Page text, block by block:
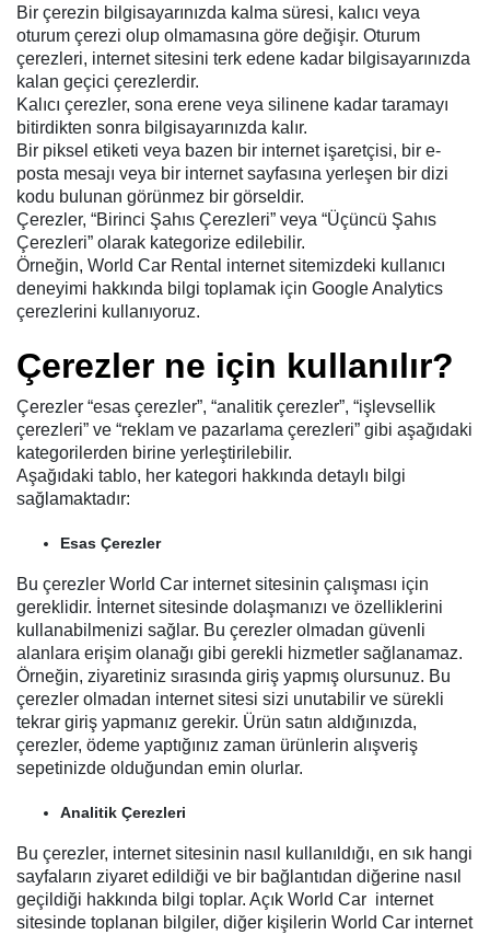
Bir çerezin bilgisayarınızda kalma süresi, kalıcı veya
oturum çerezi olup olmamasına göre değişir. Oturum
çerezleri, internet sitesini terk edene kadar bilgisayarınızda
kalan geçici çerezlerdir.
Kalıcı çerezler, sona erene veya silinene kadar taramayı
bitirdikten sonra bilgisayarınızda kalır.
Bir piksel etiketi veya bazen bir internet işaretçisi, bir e-
posta mesajı veya bir internet sayfasına yerleşen bir dizi
kodu bulunan görünmez bir görseldir.
Çerezler, “Birinci Şahıs Çerezleri” veya “Üçüncü Şahıs
Çerezleri” olarak kategorize edilebilir.
Örneğin, World Car Rental internet sitemizdeki kullanıcı
deneyimi hakkında bilgi toplamak için Google Analytics
çerezlerini kullanıyoruz.
Çerezler ne için kullanılır?
Çerezler “esas çerezler”, “analitik çerezler”, “işlevsellik
çerezleri” ve “reklam ve pazarlama çerezleri” gibi aşağıdaki
kategorilerden birine yerleştirilebilir.
Aşağıdaki tablo, her kategori hakkında detaylı bilgi
sağlamaktadır:
Esas Çerezler
Bu çerezler World Car internet sitesinin çalışması için
gereklidir. İnternet sitesinde dolaşmanızı ve özelliklerini
kullanabilmenizi sağlar. Bu çerezler olmadan güvenli
alanlara erişim olanağı gibi gerekli hizmetler sağlanamaz.
Örneğin, ziyaretiniz sırasında giriş yapmış olursunuz. Bu
çerezler olmadan internet sitesi sizi unutabilir ve sürekli
tekrar giriş yapmanız gerekir. Ürün satın aldığınızda,
çerezler, ödeme yaptığınız zaman ürünlerin alışveriş
sepetinizde olduğundan emin olurlar.
Analitik Çerezleri
Bu çerezler, internet sitesinin nasıl kullanıldığı, en sık hangi
sayfaların ziyaret edildiği ve bir bağlantıdan diğerine nasıl
geçildiği hakkında bilgi toplar. Açık World Car internet
sitesinde toplanan bilgiler, diğer kişilerin World Car internet